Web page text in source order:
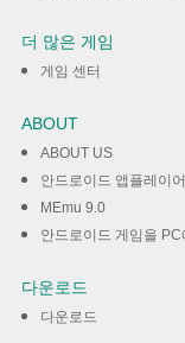
더 많은 게임
게임 센터
ABOUT
ABOUT US
안드로이드 앱플레이어
MEmu 9.0
안드로이드 게임을 PC
다운로드
다운로드